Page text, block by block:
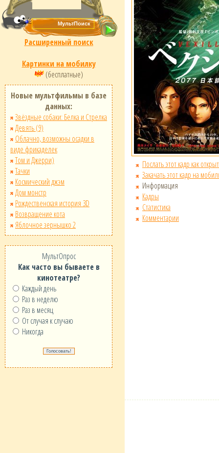
Расширенный поиск
Картинки на мобилку
(бесплатные)
Новые мультфильмы в базе
данных:
Звёздные собаки: Белка и Стрелка
Девять (9)
Облачно, возможны осадки в
виде фрикаделек
Том и Джерри)
Тачки
Космический джэм
Дом монстр
Рождественская история 3D
Возвращение кота
Яблочное зернышко 2
МультОпрос
Как часто вы бываете в
кинотеатре?
Каждый день
Раз в неделю
Раз в месяц
От случая к случаю
Никогда
Послать этот кадр как
Закачать этот кадр на
Информация
Кадры
Статистика
Комментарии